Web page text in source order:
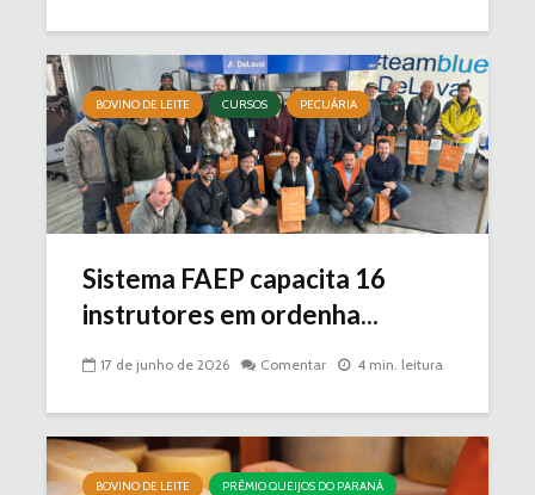
BOVINO DE LEITE CURSOS PECUÁRIA
Sistema FAEP capacita 16
instrutores em ordenha...
17 de junho de 2026 Comentar 4 min. leitura
BOVINO DE LEITE PRÊMIO QUEIJOS DO PARANÁ